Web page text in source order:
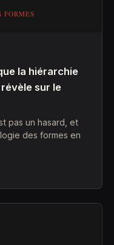
la hiérarchie
sur le
pas un hasard, et
des formes en